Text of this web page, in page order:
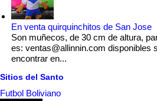
En venta quirquinchitos de San Jose
Son muñecos, de 30 cm de altura,
es: ventas@allinnin.com disponibles
encontrar en...
Sitios del Santo
Futbol Boliviano